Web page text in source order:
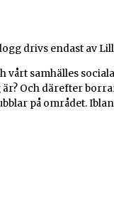
drivs endast av
samhälles
Och därefter
på området.